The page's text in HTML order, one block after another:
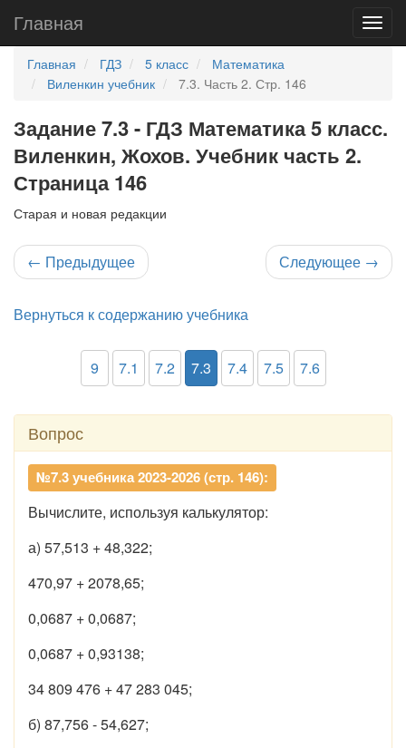
Главная
Главная ГДЗ 5 класс
Математика
Виленкин учебник
7.3. Часть 2. Стр. 146
Задание 7.3 - ГДЗ Математика 5 класс.
Виленкин, Жохов. Учебник часть 2.
Страница 146
Старая и новая редакции
← Предыдущее Следующее →
Вернуться к содержанию учебника
9 7.1 7.2 7.3 7.4 7.5 7.6
Вопрос
№7.3 учебника 2023-2026 (стр. 146):
Вычислите, используя калькулятор:
а) 57,513 + 48,322;
470,97 + 2078,65;
0,0687 + 0,0687;
0,0687 + 0,93138;
34 809 476 + 47 283 045;
б) 87,756 - 54,627;